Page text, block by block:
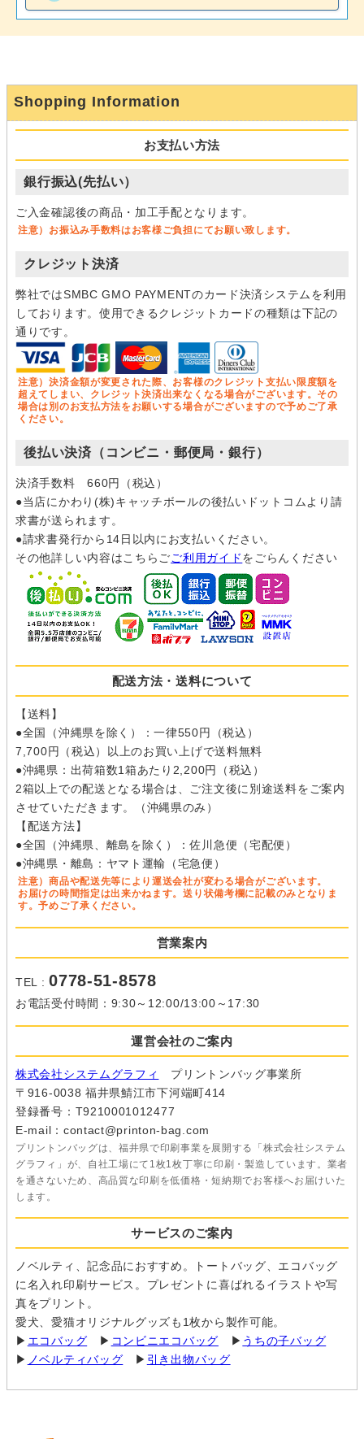
Shopping Information
お支払い方法
銀行振込(先払い）
ご入金確認後の商品・加工手配となります。
注意）お振込み手数料はお客様ご負担にてお願い致します。
クレジット決済
弊社ではSMBC GMO PAYMENTのカード決済システムを利用
しております。使用できるクレジットカードの種類は下記の
通りです。
注意）決済金額が変更された際、お客様のクレジット支払い限度額を
超えてしまい、クレジット決済出来なくなる場合がございます。その
場合は別のお支払方法をお願いする場合がございますので予めご了承
ください。
後払い決済（コンビニ・郵便局・銀行）
決済手数料 660円（税込）
●当店にかわり(株)キャッチボールの後払いドットコムより請
求書が送られます。
●請求書発行から14日以内にお支払いください。
その他詳しい内容はこちらごご利用ガイドをごらんください
配送方法・送料について
【送料】
●全国（沖縄県を除く）：一律550円（税込）
7,700円（税込）以上のお買い上げで送料無料
●沖縄県：出荷箱数1箱あたり2,200円（税込）
2箱以上での配送となる場合は、ご注文後に別途送料をご案内
させていただきます。（沖縄県のみ）
【配送方法】
●全国（沖縄県、離島を除く）：佐川急便（宅配便）
●沖縄県・離島：ヤマト運輸（宅急便）
注意）商品や配送先等により運送会社が変わる場合がございます。
お届けの時間指定は出来かねます。送り状備考欄に記載のみとなりま
す。予めご了承ください。
営業案内
TEL :0778-51-8578
お電話受付時間：9:30～12:00/13:00～17:30
運営会社のご案内
株式会社システムグラフィ
プリントンバッグ事業所
〒916-0038 福井県鯖江市下河端町414
登録番号：T9210001012477
E-mail：contact@printon-bag.com
プリントンバッグは、福井県で印刷事業を展開する「株式会社システム
グラフィ」が、自社工場にて1枚1枚丁寧に印刷・製造しています。業者
を通さないため、高品質な印刷を低価格・短納期でお客様へお届けいた
します。
サービスのご案内
ノベルティ、記念品におすすめ。トートバッグ、エコバッグ
に名入れ印刷サービス。プレゼントに喜ばれるイラストや写
真をプリント。
愛犬、愛猫オリジナルグッズも1枚から製作可能。
▶ エコバッグ ▶ コンビニエコバッグ ▶ うちの子バッグ
▶ ノベルティバッグ ▶ 引き出物バッグ